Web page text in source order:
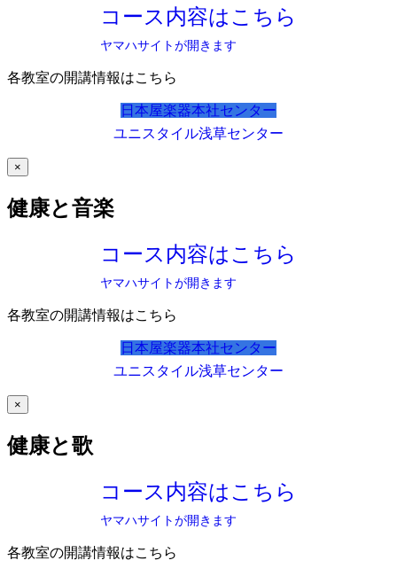
コース内容はこちら
ヤマハサイトが開きます
各教室の開講情報はこちら
日本屋楽器本社センター
ユニスタイル浅草センター
×
健康と音楽
コース内容はこちら
ヤマハサイトが開きます
各教室の開講情報はこちら
日本屋楽器本社センター
ユニスタイル浅草センター
×
健康と歌
コース内容はこちら
ヤマハサイトが開きます
各教室の開講情報はこちら